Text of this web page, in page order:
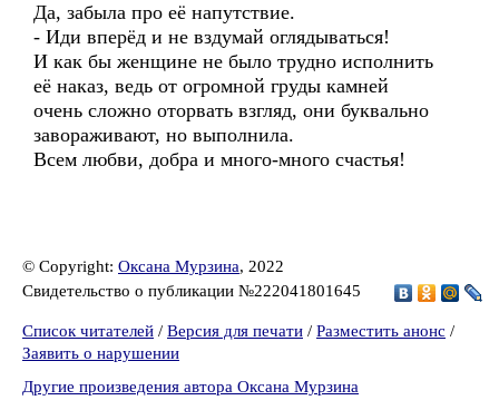
Да, забыла про её напутствие.
- Иди вперёд и не вздумай оглядываться!
И как бы женщине не было трудно исполнить
её наказ, ведь от огромной груды камней
очень сложно оторвать взгляд, они буквально
завораживают, но выполнила.
Всем любви, добра и много-много счастья!
© Copyright: Оксана Мурзина, 2022
Свидетельство о публикации №222041801645
Список читателей / Версия для печати / Разместить анонс /
Заявить о нарушении
Другие произведения автора Оксана Мурзина